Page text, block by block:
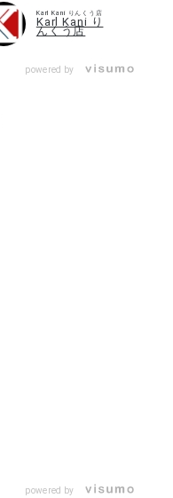
Karl Kani りんくう店
Karl Kani り
んくう店
powered by
powered by